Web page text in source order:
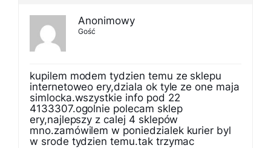
Anonimowy
Gość
kupilem modem tydzien temu ze sklepu
internetoweo ery,dziala ok tyle ze one maja
simlocka.wszystkie info pod 22
4133307.ogolnie polecam sklep
ery,najlepszy z calej 4 sklepów
mno.zamówilem w poniedzialek kurier byl
w srode tydzien temu.tak trzymac